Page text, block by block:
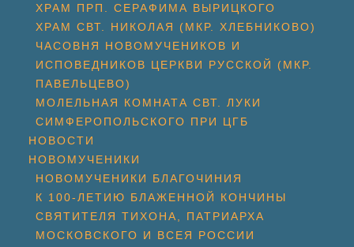
ХРАМ ПРП. СЕРАФИМА ВЫРИЦКОГО
ХРАМ СВТ. НИКОЛАЯ (МКР. ХЛЕБНИКОВО)
ЧАСОВНЯ НОВОМУЧЕНИКОВ И
ИСПОВЕДНИКОВ ЦЕРКВИ РУССКОЙ (МКР.
ПАВЕЛЬЦЕВО)
МОЛЕЛЬНАЯ КОМНАТА СВТ. ЛУКИ
СИМФЕРОПОЛЬСКОГО ПРИ ЦГБ
НОВОСТИ
НОВОМУЧЕНИКИ
НОВОМУЧЕНИКИ БЛАГОЧИНИЯ
К 100-ЛЕТИЮ БЛАЖЕННОЙ КОНЧИНЫ
СВЯТИТЕЛЯ ТИХОНА, ПАТРИАРХА
МОСКОВСКОГО И ВСЕЯ РОССИИ